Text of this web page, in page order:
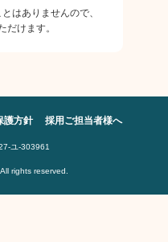
はありませんので、
だけます。
護方針 採用ご担当者様へ
ユ-303961
rights reserved.